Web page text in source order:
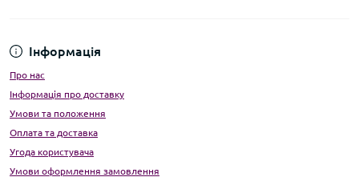
Інформація
Про нас
Інформація про доставку
Умови та положення
Оплата та доставка
Угода користувача
Умови оформлення замовлення